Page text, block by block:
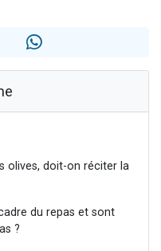
son Maasser
son Maasser
olives, doit-on réciter la
du repas et sont
?